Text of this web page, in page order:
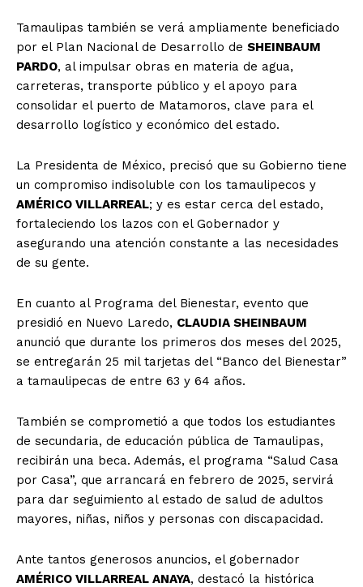
Tamaulipas también se verá ampliamente beneficiado
por el Plan Nacional de Desarrollo de SHEINBAUM
PARDO, al impulsar obras en materia de agua,
carreteras, transporte público y el apoyo para
consolidar el puerto de Matamoros, clave para el
desarrollo logístico y económico del estado.
La Presidenta de México, precisó que su Gobierno tiene
un compromiso indisoluble con los tamaulipecos y
AMÉRICO VILLARREAL; y es estar cerca del estado,
fortaleciendo los lazos con el Gobernador y
asegurando una atención constante a las necesidades
de su gente.
En cuanto al Programa del Bienestar, evento que
presidió en Nuevo Laredo, CLAUDIA SHEINBAUM
anunció que durante los primeros dos meses del 2025,
se entregarán 25 mil tarjetas del “Banco del Bienestar”
a tamaulipecas de entre 63 y 64 años.
También se comprometió a que todos los estudiantes
de secundaria, de educación pública de Tamaulipas,
recibirán una beca. Además, el programa “Salud Casa
por Casa”, que arrancará en febrero de 2025, servirá
para dar seguimiento al estado de salud de adultos
mayores, niñas, niños y personas con discapacidad.
Ante tantos generosos anuncios, el gobernador
AMÉRICO VILLARREAL ANAYA, destacó la histórica